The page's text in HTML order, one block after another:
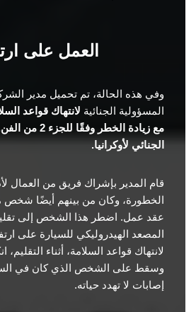
العمل على
وفي هذه الحالة، تم تحميل مدير
المسؤولية الجنائية لانتهاك قواعد
الجنائي لأوكرانيا.
قام المدير بإشراك فريق من العمال
الخطورة، وكان من بينهم أيضًا شخص
عقد عمل. اضطر هذا الشخص إلى
لانتهاك قواعد السلامة، أثناء
وسقط على الشخص الذي كان في
إصابات لا تهدد حياته.